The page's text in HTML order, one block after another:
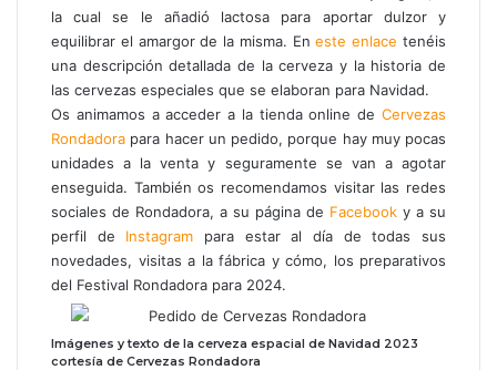
la cual se le añadió lactosa para aportar dulzor y
equilibrar el amargor de la misma. Eneste enlace tenéis
una descripción detallada de la cerveza y la historia de
las cervezas especiales que se elaboran para Navidad.
Os animamos a acceder a la tienda online de Cervezas
Rondadora para hacer un pedido, porque hay muy pocas
unidades a la venta y seguramente se van a agotar
enseguida. También os recomendamos visitar las redes
sociales de Rondadora, a su página de Facebook y a su
perfil de Instagram para estar al día de todas sus
novedades, visitas a la fábrica y cómo, los preparativos
del Festival Rondadora para 2024.
Imágenes y texto de la cerveza espacial de Navidad 2023
cortesía de Cervezas Rondadora